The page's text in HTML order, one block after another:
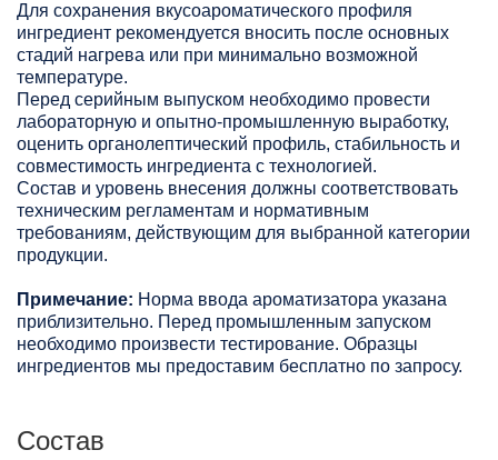
Для сохранения вкусоароматического профиля
ингредиент рекомендуется вносить после основных
стадий нагрева или при минимально возможной
температуре.
Перед серийным выпуском необходимо провести
лабораторную и опытно-промышленную выработку,
оценить органолептический профиль, стабильность и
совместимость ингредиента с технологией.
Состав и уровень внесения должны соответствовать
техническим регламентам и нормативным
требованиям, действующим для выбранной категории
продукции.
Примечание: Норма ввода ароматизатора указана
приблизительно. Перед промышленным запуском
необходимо произвести тестирование. Образцы
ингредиентов мы предоставим бесплатно по запросу.
Состав